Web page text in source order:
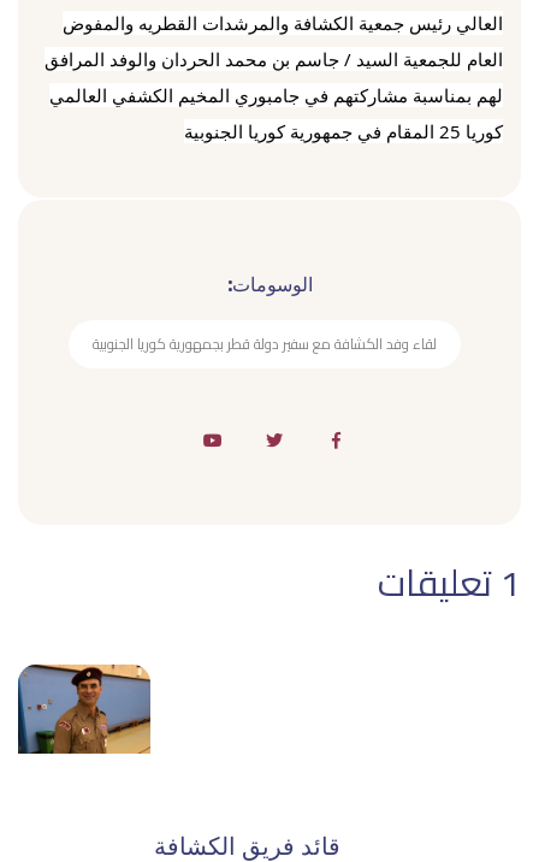
العالي رئيس جمعية الكشافة والمرشدات القطريه والمفوض
العام للجمعية السيد / جاسم بن محمد الحردان والوفد المرافق
لهم بمناسبة مشاركتهم في جامبوري المخيم الكشفي العالمي
كوريا 25 المقام في جمهورية كوريا الجنوبية
الوسومات:
لقاء وفد الكشافة مع سفير دولة قطر بجمهورية كوريا الجنوبية
1 تعليقات
قائد فريق الكشافة